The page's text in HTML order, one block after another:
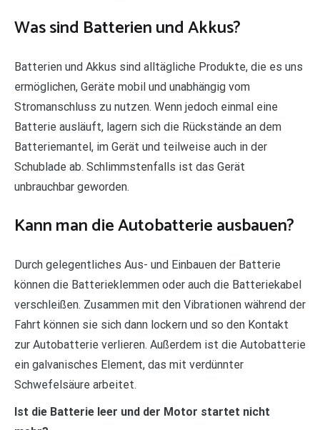
Was sind Batterien und Akkus?
Batterien und Akkus sind alltägliche Produkte, die es uns
ermöglichen, Geräte mobil und unabhängig vom
Stromanschluss zu nutzen. Wenn jedoch einmal eine
Batterie ausläuft, lagern sich die Rückstände an dem
Batteriemantel, im Gerät und teilweise auch in der
Schublade ab. Schlimmstenfalls ist das Gerät
unbrauchbar geworden.
Kann man die Autobatterie ausbauen?
Durch gelegentliches Aus- und Einbauen der Batterie
können die Batterieklemmen oder auch die Batteriekabel
verschleißen. Zusammen mit den Vibrationen während der
Fahrt können sie sich dann lockern und so den Kontakt
zur Autobatterie verlieren. Außerdem ist die Autobatterie
ein galvanisches Element, das mit verdünnter
Schwefelsäure arbeitet.
Ist die Batterie leer und der Motor startet nicht